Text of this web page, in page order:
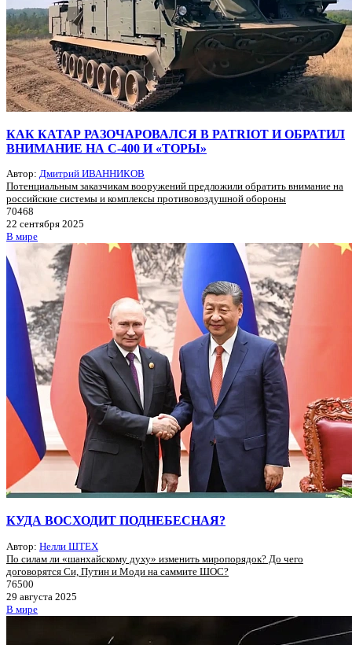
КАК КАТАР РАЗОЧАРОВАЛСЯ В PATRIOT И ОБРАТИЛ
ВНИМАНИЕ НА С-400 И «ТОРЫ»
Автор: Дмитрий ИВАННИКОВ
Потенциальным заказчикам вооружений предложили обратить внимание на
российские системы и комплексы противовоздушной обороны
70468
22 сентября 2025
В мире
КУДА ВОСХОДИТ ПОДНЕБЕСНАЯ?
Автор: Нелли ШТЕХ
По силам ли «шанхайскому духу» изменить миропорядок? До чего
договорятся Си, Путин и Моди на саммите ШОС?
76500
29 августа 2025
В мире